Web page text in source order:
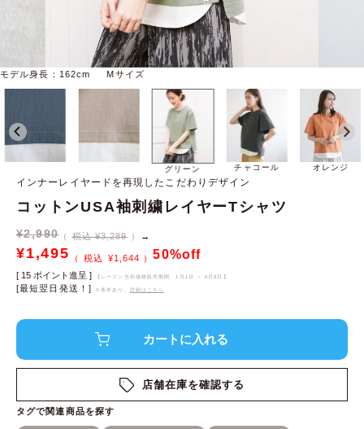
モデル身長：162cm Mサイズ
グリーン チャコール オレンジ
インナーレイヤードを再現したこだわりデザイン
コットンUSA袖刺繍レイヤーTシャツ
¥2,990 税込 ¥3,289 →
¥1,495 ¥1,644 50%off
[ 15 ポイント進呈 ] 【シーズン当初価格販売期間 1月1日 ～ 6月8日 】
[最短翌日発送！] ※条件あり、 詳細はこちら
店舗在庫を確認する